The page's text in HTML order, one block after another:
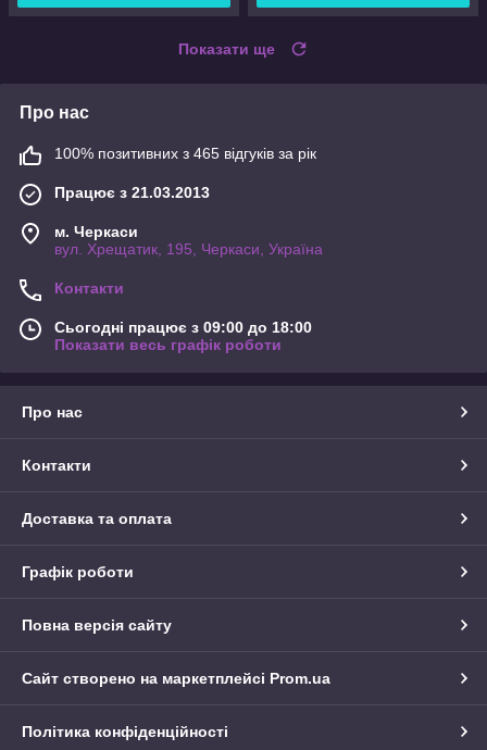
Показати ще
Про нас
100% позитивних з 465 відгуків за рік
Працює з 21.03.2013
м. Черкаси
вул. Хрещатик, 195, Черкаси, Україна
Контакти
Сьогодні працює з 09:00 до 18:00
Показати весь графік роботи
Про нас
Контакти
Доставка та оплата
Графік роботи
Повна версія сайту
Сайт створено на маркетплейсі Prom.ua
Політика конфіденційності